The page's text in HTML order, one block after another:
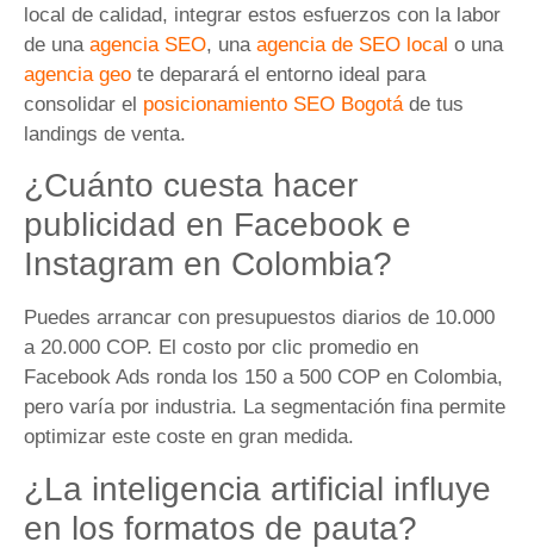
local de calidad, integrar estos esfuerzos con la labor
de una agencia SEO, una agencia de SEO local o una
agencia geo te deparará el entorno ideal para
consolidar el posicionamiento SEO Bogotáde tus
landings de venta.
¿Cuánto cuesta hacer
publicidad en Facebook e
Instagram en Colombia?
Puedes arrancar con presupuestos diarios de 10.000
a 20.000 COP. El costo por clic promedio en
Facebook Ads ronda los 150 a 500 COP en Colombia,
pero varía por industria. La segmentación fina permite
optimizar este coste en gran medida.
¿La inteligencia artificial influye
en los formatos de pauta?